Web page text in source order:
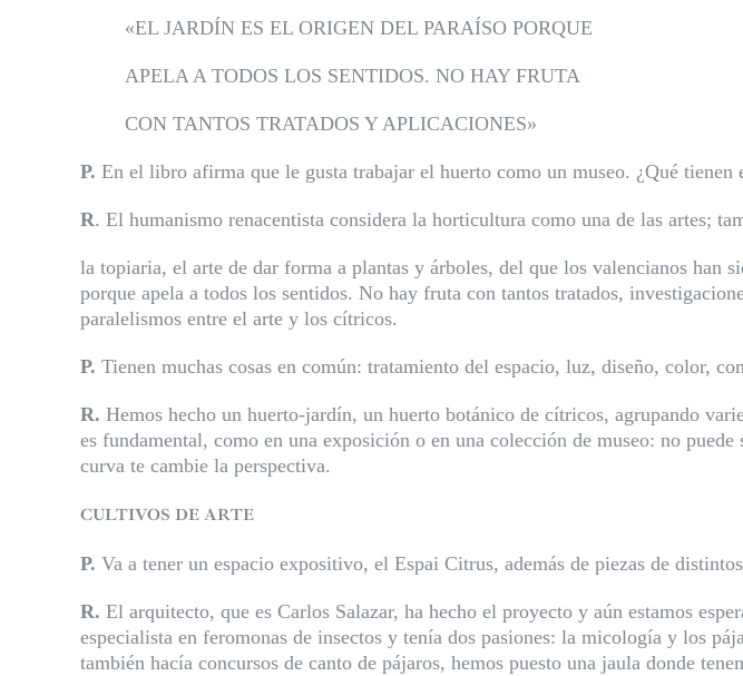
«EL JARDÍN ES EL ORIGEN DEL PARAÍSO PORQUE
APELA A TODOS LOS SENTIDOS. NO HAY FRUTA
CON TANTOS TRATADOS Y APLICACIONES»
P. En el libro afirma que le gusta trabajar el huerto como un museo. ¿Qué
R. El humanismo renacentista considera la horticultura como una de las artes;
la topiaria, el arte de dar forma a plantas y árboles, del que los valencianos
porque apela a todos los sentidos. No hay fruta con tantos tratados,
paralelismos entre el arte y los cítricos.
P. Tienen muchas cosas en común: tratamiento del espacio, luz, diseño, color,
R. Hemos hecho un huerto-jardín, un huerto botánico de cítricos, agrupando
es fundamental, como en una exposición o en una colección de museo: no
curva te cambie la perspectiva.
CULTIVOS DE ARTE
P. Va a tener un espacio expositivo, el Espai Citrus, además de piezas de
R. El arquitecto, que es Carlos Salazar, ha hecho el proyecto y aún estamos
especialista en feromonas de insectos y tenía dos pasiones: la micología y los
también hacía concursos de canto de pájaros, hemos puesto una jaula donde